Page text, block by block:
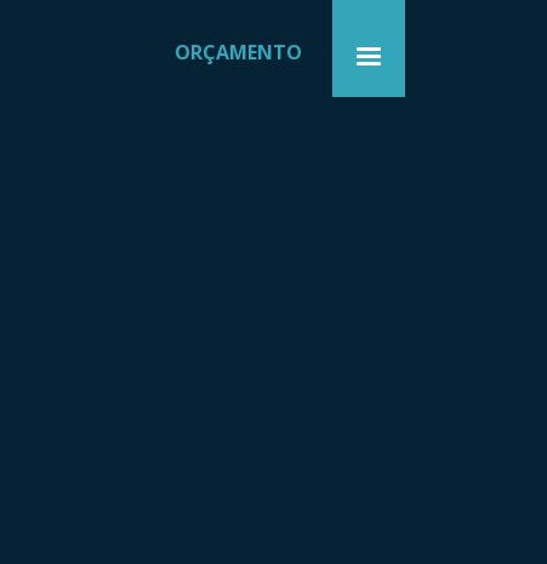
ORÇAMENTO